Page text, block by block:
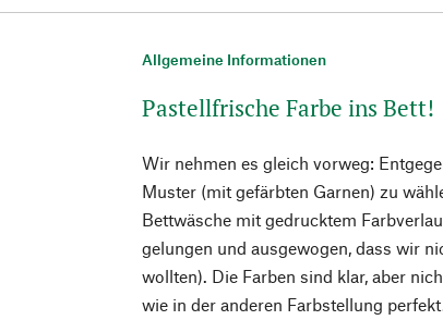
Allgemeine Informationen
Pastellfrische Farbe ins Bett!
Wir nehmen es gleich vorweg:
Muster (mit gefärbten Garnen) zu
Bettwäsche mit gedrucktem
gelungen und ausgewogen, dass wir
wollten). Die Farben sind klar, aber
wie in der anderen Farbstellung